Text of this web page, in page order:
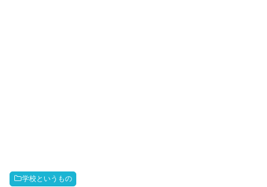
学校というもの